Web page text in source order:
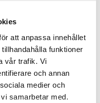
att anpassa innehållet
funktioner
vår trafik. Vi
och annan
medier och
samarbetar med.
useana vaihtoehtona
Ovaali pata 6,7 L
299 € (316,90€)